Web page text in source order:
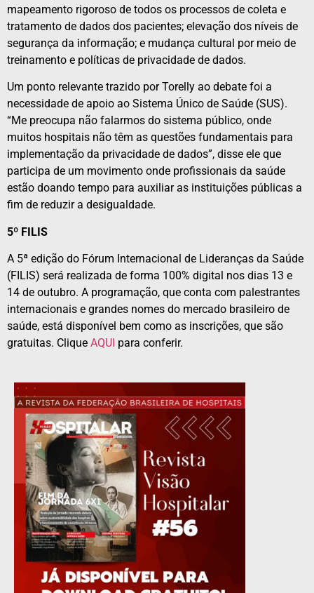
mapeamento rigoroso de todos os processos de coleta e
tratamento de dados dos pacientes; elevação dos níveis de
segurança da informação; e mudança cultural por meio de
treinamento e políticas de privacidade de dados.
Um ponto relevante trazido por Torelly ao debate foi a
necessidade de apoio ao Sistema Único de Saúde (SUS).
“Me preocupa não falarmos do sistema público, onde
muitos hospitais não têm as questões fundamentais para
implementação da privacidade de dados”, disse ele que
participa de um movimento onde profissionais da saúde
estão doando tempo para auxiliar as instituições públicas a
fim de reduzir a desigualdade.
5º FILIS
A 5ª edição do Fórum Internacional de Lideranças da Saúde
(FILIS) será realizada de forma 100% digital nos dias 13 e
14 de outubro. A programação, que conta com palestrantes
internacionais e grandes nomes do mercado brasileiro de
saúde, está disponível bem como as inscrições, que são
gratuitas. Clique AQUI para conferir.